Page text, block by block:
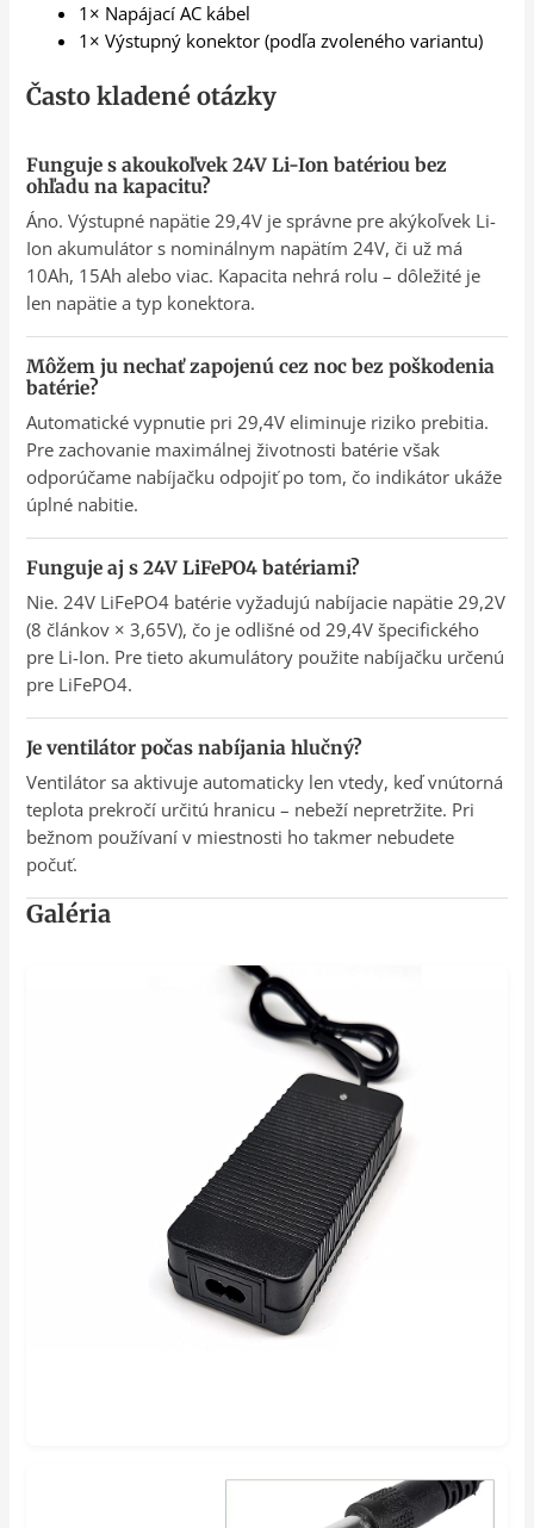
1× Napájací AC kábel
1× Výstupný konektor (podľa zvoleného variantu)
Často kladené otázky
Funguje s akoukoľvek 24V Li-Ion batériou bez
ohľadu na kapacitu?
Áno. Výstupné napätie 29,4V je správne pre akýkoľvek Li-
Ion akumulátor s nominálnym napätím 24V, či už má
10Ah, 15Ah alebo viac. Kapacita nehrá rolu – dôležité je
len napätie a typ konektora.
Môžem ju nechať zapojenú cez noc bez poškodenia
batérie?
Automatické vypnutie pri 29,4V eliminuje riziko prebitia.
Pre zachovanie maximálnej životnosti batérie však
odporúčame nabíjačku odpojiť po tom, čo indikátor ukáže
úplné nabitie.
Funguje aj s 24V LiFePO4 batériami?
Nie. 24V LiFePO4 batérie vyžadujú nabíjacie napätie 29,2V
(8 článkov × 3,65V), čo je odlišné od 29,4V špecifického
pre Li-Ion. Pre tieto akumulátory použite nabíjačku určenú
pre LiFePO4.
Je ventilátor počas nabíjania hlučný?
Ventilátor sa aktivuje automaticky len vtedy, keď vnútorná
teplota prekročí určitú hranicu – nebeží nepretržite. Pri
bežnom používaní v miestnosti ho takmer nebudete
počuť.
Galéria